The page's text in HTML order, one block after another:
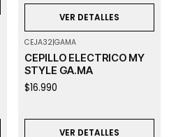
VER DETALLES
CEJA32|GAMA
CEPILLO ELECTRICO MY
STYLE GA.MA
$16.990
VER DETALLES